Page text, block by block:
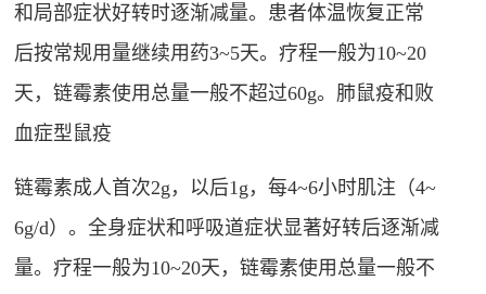
和局部症状好转时逐渐减量。患者体温恢复正常
后按常规用量继续用药3~5天。疗程一般为10~20
天，链霉素使用总量一般不超过60g。肺鼠疫和败
血症型鼠疫
链霉素成人首次2g，以后1g，每4~6小时肌注（4~
6g/d）。全身症状和呼吸道症状显著好转后逐渐减
量。疗程一般为10~20天，链霉素使用总量一般不